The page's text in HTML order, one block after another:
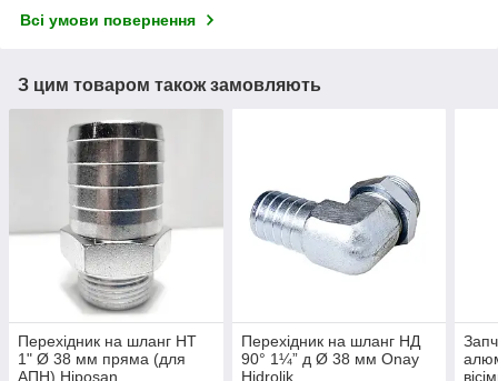
Всі умови повернення
З цим товаром також замовляють
Перехідник на шланг НТ
1" Ø 38 мм пряма (для
АПН) Hiposan
Перехідник на шланг НД
90° 1¼” д Ø 38 мм Onay
Hidrolik